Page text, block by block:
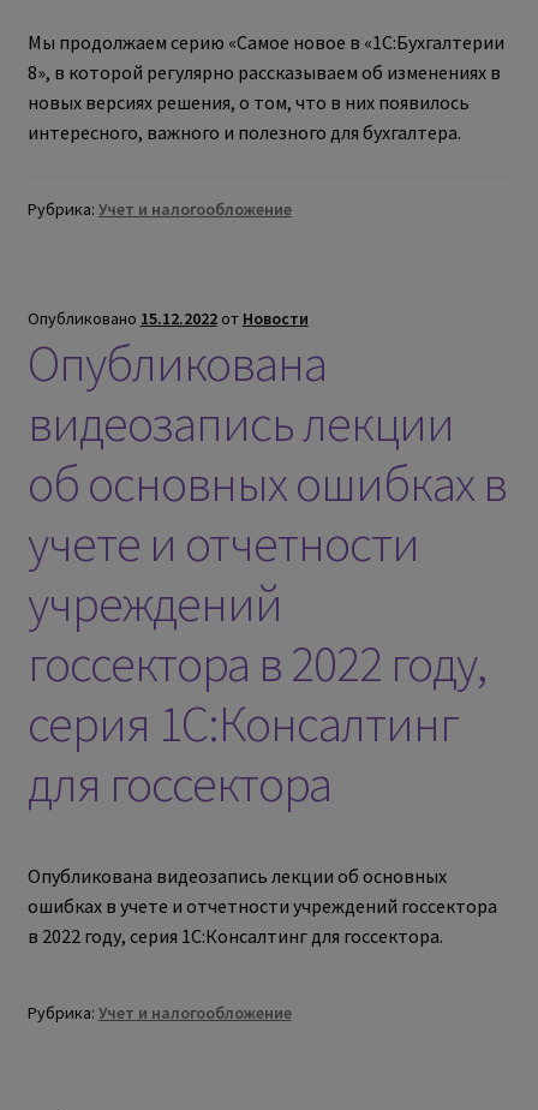
Мы продолжаем серию «Самое новое в «1С:Бухгалтерии
8», в которой регулярно рассказываем об изменениях в
новых версиях решения, о том, что в них появилось
интересного, важного и полезного для бухгалтера.
Рубрика: Учет и налогообложение
Опубликовано 15.12.2022 от Новости
Опубликована
видеозапись лекции
об основных ошибках в
учете и отчетности
учреждений
госсектора в 2022 году,
серия 1С:Консалтинг
для госсектора
Опубликована видеозапись лекции об основных
ошибках в учете и отчетности учреждений госсектора
в 2022 году, серия 1С:Консалтинг для госсектора.
Рубрика: Учет и налогообложение